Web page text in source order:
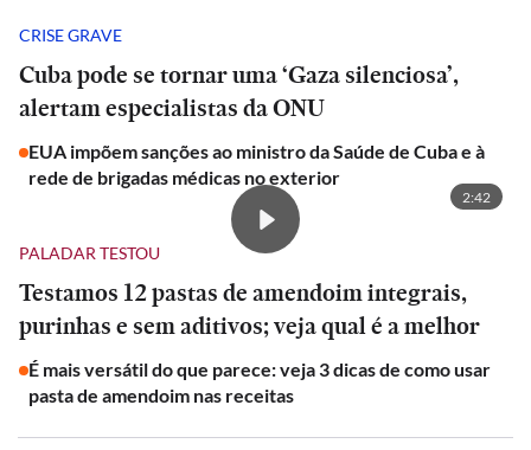
CRISE GRAVE
Cuba pode se tornar uma ‘Gaza silenciosa’,
alertam especialistas da ONU
EUA impõem sanções ao ministro da Saúde de Cuba e à
rede de brigadas médicas no exterior
2:42
PALADAR TESTOU
Testamos 12 pastas de amendoim integrais,
purinhas e sem aditivos; veja qual é a melhor
É mais versátil do que parece: veja 3 dicas de como usar
pasta de amendoim nas receitas